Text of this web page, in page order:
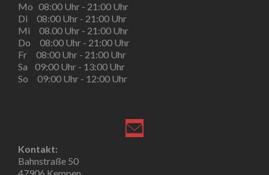
Mo 08:00 Uhr - 21:00 Uhr
Di 08:00 Uhr - 21:00 Uhr
Mi 08.00 Uhr - 21:00 Uhr
Do 08:00 Uhr - 21:00 Uhr
Fr 08:00 Uhr - 21:00 Uhr
Sa 09:00 Uhr - 13:00 Uhr
So 09:00 Uhr - 12:00 Uhr
Kontakt:
Bahnstraße 50